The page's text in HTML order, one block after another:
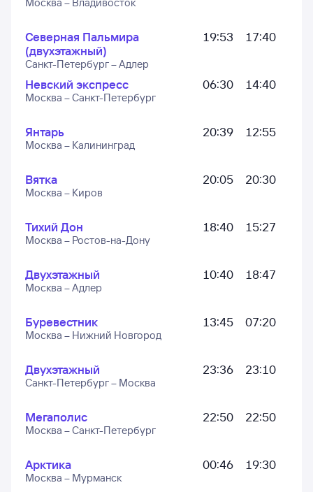
Северная Пальмира
(двухэтажный)
Санкт-Петербург – Адлер
19:53 17:40
Невский экспресс
Москва – Санкт-Петербург
06:30 14:40
Янтарь
Москва – Калининград
20:39 12:55
Вятка
Москва – Киров
20:05 20:30
Тихий Дон
Москва – Ростов-на-Дону
18:40 15:27
Двухэтажный
Москва – Адлер
10:40 18:47
Буревестник
Москва – Нижний Новгород
13:45 07:20
Двухэтажный
Санкт-Петербург – Москва
23:36 23:10
Мегаполис
Москва – Санкт-Петербург
22:50 22:50
Арктика
Москва – Мурманск
00:46 19:30